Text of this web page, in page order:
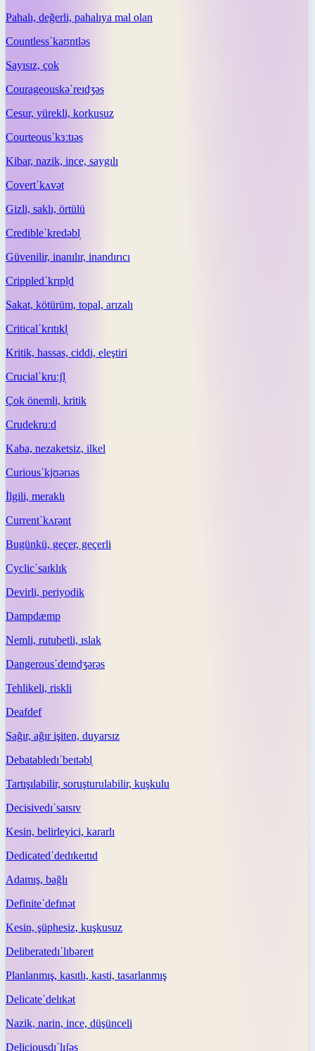
Pahalı, değerli, pahalıya mal olan
Countlessˈkaʊntləs
Sayısız, çok
Courageouskəˈreɪdʒəs
Cesur, yürekli, korkusuz
Courteousˈkɜːtɪəs
Kibar, nazik, ince, saygılı
Covertˈkʌvət
Gizli, saklı, örtülü
Credibleˈkredəbl̩
Güvenilir, inanılır, inandırıcı
Crippledˈkrɪpl̩d
Sakat, kötürüm, topal, arızalı
Criticalˈkrɪtɪkl̩
Kritik, hassas, ciddi, eleştiri
Crucialˈkruːʃl̩
Çok önemli, kritik
Crudekruːd
Kaba, nezaketsiz, ilkel
Curiousˈkjʊərɪəs
İlgili, meraklı
Currentˈkʌrənt
Bugünkü, geçer, geçerli
Cyclicˈsaɪklɪk
Devirli, periyodik
Dampdæmp
Nemli, rutubetli, ıslak
Dangerousˈdeɪndʒərəs
Tehlikeli, riskli
Deafdef
Sağır, ağır işiten, duyarsız
Debatabledɪˈbeɪtəbl̩
Tartışılabilir, soruşturulabilir, kuşkulu
Decisivedɪˈsaɪsɪv
Kesin, belirleyici, kararlı
Dedicatedˈdedɪkeɪtɪd
Adamış, bağlı
Definiteˈdefɪnət
Kesin, şüphesiz, kuşkusuz
Deliberatedɪˈlɪbəreɪt
Planlanmış, kasıtlı, kasti, tasarlanmış
Delicateˈdelɪkət
Nazik, narin, ince, düşünceli
Deliciousdɪˈlɪʃəs